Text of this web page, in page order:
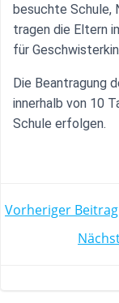
besuchte Schule,
tragen die Eltern
für
Die Beantragung
innerhalb von 10
Schule erfolgen.
POST
Vorheriger Beitrag